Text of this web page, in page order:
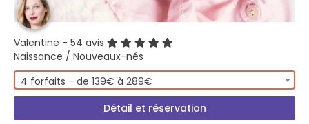
Valentine - 54 avis
Naissance / Nouveaux-nés
4 forfaits - de 139€ à 289€
Détail et réservation